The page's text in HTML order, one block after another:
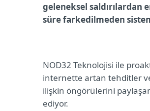
geleneksel saldırılardan
süre farkedilmeden
NOD32 Teknolojisi ile
internette artan tehditler ve
ilişkin öngörülerini paylaşan
ediyor.